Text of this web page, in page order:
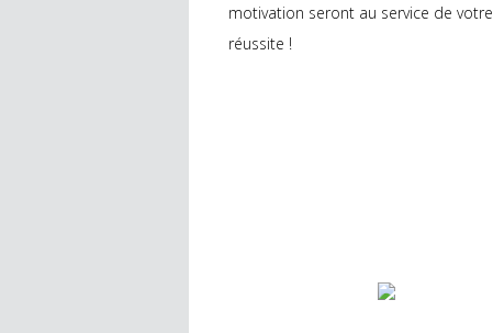
motivation seront au service de votre
réussite !